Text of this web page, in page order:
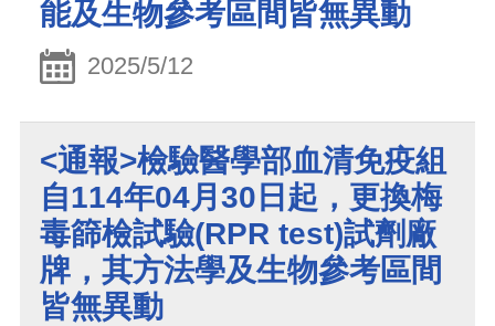
能及生物參考區間皆無異動
2025/5/12
<通報>檢驗醫學部血清免疫組
自114年04月30日起，更換梅
毒篩檢試驗(RPR test)試劑廠
牌，其方法學及生物參考區間
皆無異動